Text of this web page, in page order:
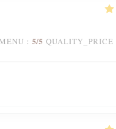
MENU : 5/5 QUALITY_PRICE